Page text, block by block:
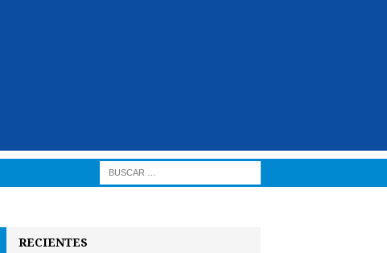
RECIENTES